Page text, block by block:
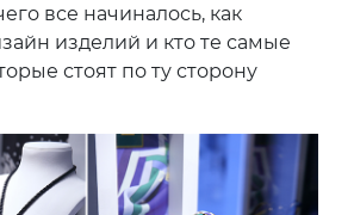
все начиналось, как
изделий и кто те самые
стоят по ту сторону